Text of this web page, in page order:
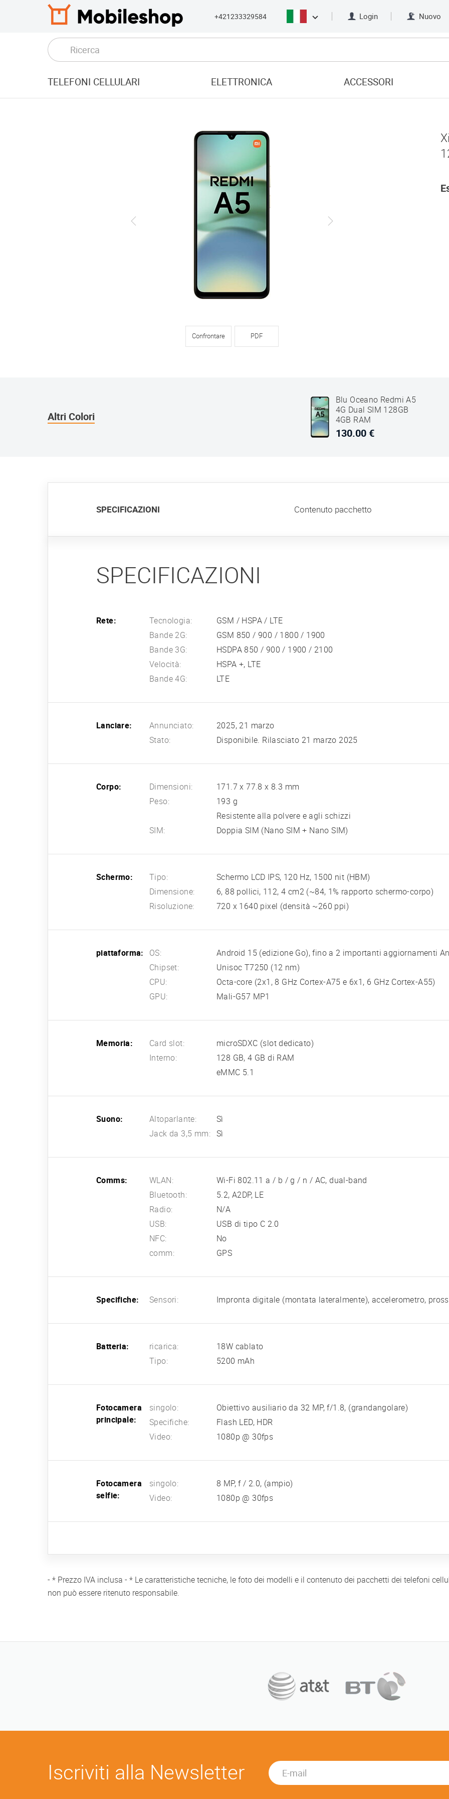
+421233329584 Login Nuovo
TELEFONI CELLULARI ELETTRONICA ACCESSORI
Confrontare PDF
Altri Colori
Blu Oceano Redmi A5
4G Dual SIM 128GB
4GB RAM
130.00 €
SPECIFICAZIONI Contenuto pacchetto
SPECIFICAZIONI
Rete: Tecnologia:
GSM / HSPA / LTE
Bande 2G:
GSM 850 / 900 / 1800 / 1900
Bande 3G:
HSDPA 850 / 900 / 1900 / 2100
Velocità:
HSPA +, LTE
Bande 4G:
LTE
Lanciare: Annunciato:
2025, 21 marzo
Stato:
Disponibile. Rilasciato 21 marzo 2025
Corpo: Dimensioni:
171.7 x 77.8 x 8.3 mm
Peso:
193 g
Resistente alla polvere e agli schizzi
SIM:
Doppia SIM (Nano SIM + Nano SIM)
Schermo: Tipo:
Schermo LCD IPS, 120 Hz, 1500 nit (HBM)
Dimensione:
6, 88 pollici, 112, 4 cm2 (~84, 1% rapporto schermo-corpo)
Risoluzione:
720 x 1640 pixel (densità ~260 ppi)
piattaforma: OS:
Android 15 (edizione Go), fino a 2 importanti aggiornamenti
Chipset:
Unisoc T7250 (12 nm)
CPU:
Octa-core (2x1, 8 GHz Cortex-A75 e 6x1, 6 GHz Cortex-A55)
GPU:
Mali-G57 MP1
Memoria: Card slot:
microSDXC (slot dedicato)
Interno:
128 GB, 4 GB di RAM
eMMC 5.1
Suono: Altoparlante:
Sì
Jack da 3,5 mm:
Sì
Comms: WLAN:
Wi-Fi 802.11 a / b / g / n / AC, dual-band
Bluetooth:
5.2, A2DP, LE
Radio:
N/A
USB:
USB di tipo C 2.0
NFC:
No
comm:
GPS
Specifiche: Sensori: Impronta digitale (montata lateralmente), accelerometro,
Batteria: ricarica:
18W cablato
Tipo:
5200 mAh
Fotocamera
principale:
singolo:
Obiettivo ausiliario da 32 MP, f/1.8, (grandangolare)
Specifiche:
Flash LED, HDR
Video:
1080p @ 30fps
Fotocamera
selfie:
singolo:
8 MP, f / 2.0, (ampio)
Video:
1080p @ 30fps
- * Prezzo IVA inclusa - * Le caratteristiche tecniche, le foto dei modelli e il contenuto dei pacchetti dei telefoni
non può essere ritenuto responsabile.
Iscriviti alla Newsletter